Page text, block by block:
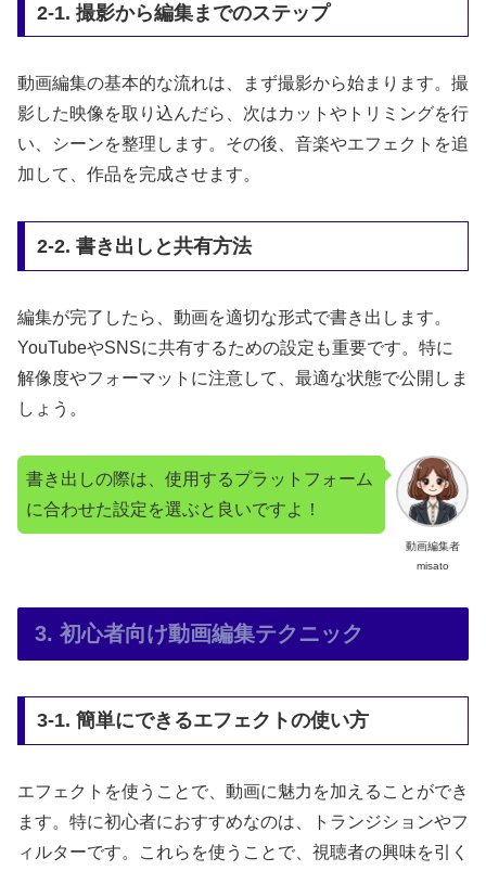
2-1. 撮影から編集までのステップ
動画編集の基本的な流れは、まず撮影から始まります。撮
影した映像を取り込んだら、次はカットやトリミングを行
い、シーンを整理します。その後、音楽やエフェクトを追
加して、作品を完成させます。
2-2. 書き出しと共有方法
編集が完了したら、動画を適切な形式で書き出します。
YouTubeやSNSに共有するための設定も重要です。特に
解像度やフォーマットに注意して、最適な状態で公開しま
しょう。
動画編集者
misato
書き出しの際は、使用するプラットフォーム
に合わせた設定を選ぶと良いですよ！
3. 初心者向け動画編集テクニック
3-1. 簡単にできるエフェクトの使い方
エフェクトを使うことで、動画に魅力を加えることができ
ます。特に初心者におすすめなのは、トランジションやフ
ィルターです。これらを使うことで、視聴者の興味を引く